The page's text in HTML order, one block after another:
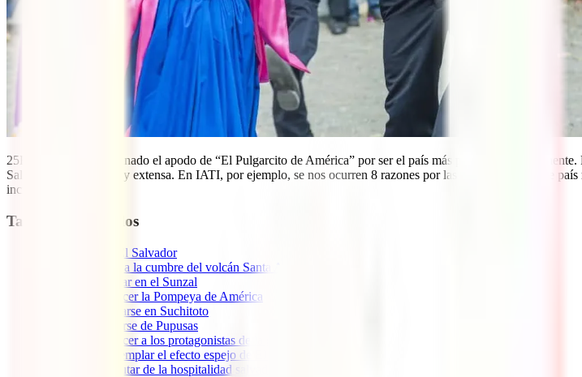
25El Salvador se ha ganado el apodo de “El Pulgarcito de América” por ser el país más pequeño del
Salvador puede ser muy extensa. En IATI, por ejemplo, se nos ocurren 8 razones por las que un viaje a este
increíble país.
Tabla de contenidos
Qué hacer en El Salvador
1. Subir a la cumbre del volcán Santa Ana
2. Surfear en el Sunzal
3. Conocer la Pompeya de América
4. Relajarse en Suchitoto
5. Hartarse de Pupusas
6. Conocer a los protagonistas de la guerra civil
7. Contemplar el efecto espejo de El Cuco
8. Disfrutar de la hospitalidad salvadoreña